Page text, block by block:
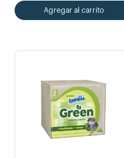
Agregar al carrito